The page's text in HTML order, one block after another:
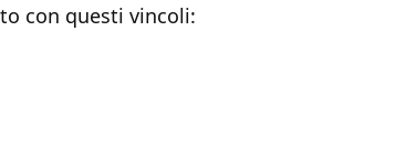
con questi vincoli: